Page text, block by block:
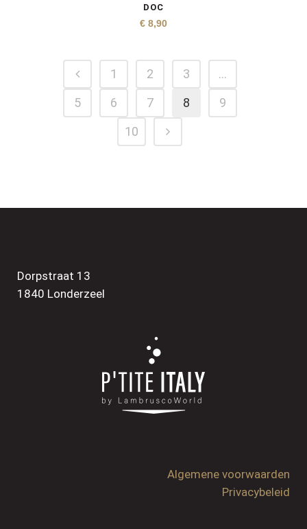
DOC
€ 8,90
1 2 3
…
5
6 7 8
9
10
Dorpstraat 13
1840 Londerzeel
Algemene voorwaarden
Privacybeleid